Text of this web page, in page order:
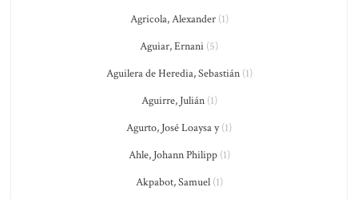
Agricola, Alexander(1)
Aguiar, Ernani (5)
Aguilera de Heredia, Sebastián(1)
Aguirre, Julián(1)
Agurto, José Loaysa y(1)
Ahle, Johann Philipp(1)
Akpabot, Samuel(1)